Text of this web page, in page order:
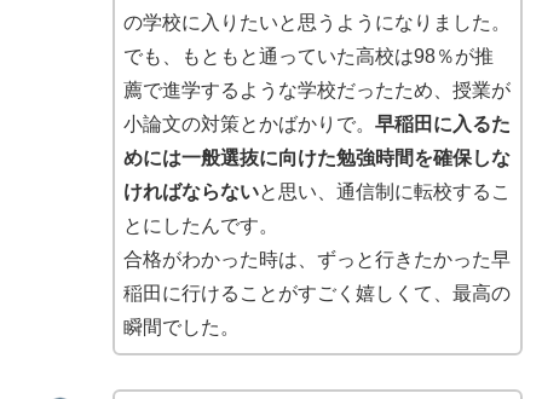
の学校に入りたいと思うようになりました。
でも、もともと通っていた高校は98％が推
薦で進学するような学校だったため、授業が
小論文の対策とかばかりで。 早稲田に入るた
めには一般選抜に向けた勉強時間を確保しな
ければならないと思い、通信制に転校するこ
とにしたんです。
合格がわかった時は、ずっと行きたかった早
稲田に行けることがすごく嬉しくて、最高の
瞬間でした。